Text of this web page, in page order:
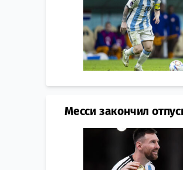
Месси закончил